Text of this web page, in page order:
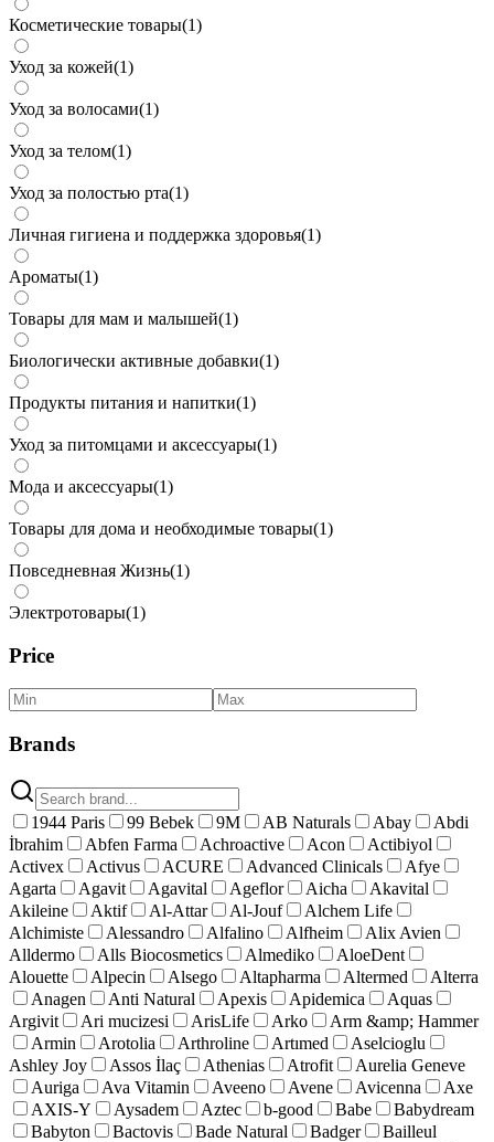
Косметические товары(1)
Уход за кожей(1)
Уход за волосами(1)
Уход за телом(1)
Уход за полостью рта(1)
Личная гигиена и поддержка здоровья(1)
Ароматы(1)
Товары для мам и малышей(1)
Биологически активные добавки(1)
Продукты питания и напитки(1)
Уход за питомцами и аксессуары(1)
Мода и аксессуары(1)
Товары для дома и необходимые товары(1)
Повседневная Жизнь(1)
Электротовары(1)
Price
Brands
1944 Paris 99 Bebek 9M AB Naturals Abay
Abdi
İbrahim
Abfen Farma Achroactive Acon
Actibiyol
Activex
Activus ACURE Advanced Clinicals
Afye
Agarta
Agavit Agavital Ageflor Aicha
Akavital
Akileine
Aktif Al-Attar Al-Jouf
Alchem Life
Alchimiste
Alessandro Alfalino Alfheim
Alix Avien
Alldermo
Alls Biocosmetics Almediko
AloeDent
Alouette
Alpecin Alsego Altapharma Altermed
Alterra
Anagen
Anti Natural Apexis Apidemica
Aquas
Argivit
Ari mucizesi ArisLife Arko
Arm &amp; Hammer
Armin
Arotolia Arthroline Artımed
Aselcioglu
Ashley Joy
Assos İlaç Athenias Atrofit
Aurelia Geneve
Auriga
Ava Vitamin Aveeno Avene Avicenna
Axe
AXIS-Y
Aysadem Aztec b-good Babe
Babydream
Babyton
Bactovis Bade Natural Badger
Bailleul